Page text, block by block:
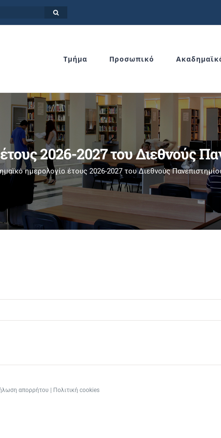
Τμήμα Προσωπικό
2026-2027 του Διεθνούς
ημερολογίο έτους 2026-2027 του Διεθνούς
απορρήτου Πολιτική cookies